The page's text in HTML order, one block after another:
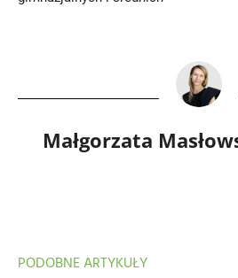
Małgorzata
PODOBNE ARTYKUŁY